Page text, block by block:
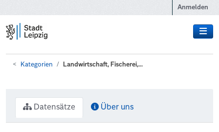
Anmelden
Kategorien Landwirtschaft, Fischerei,...
Datensätze Über uns